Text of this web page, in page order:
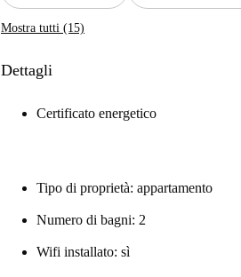
Mostra tutti (15)
Dettagli
Certificato energetico
Tipo di proprietà: appartamento
Numero di bagni: 2
Wifi installato: sì